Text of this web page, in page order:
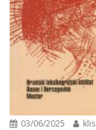
03/06/2025 klis